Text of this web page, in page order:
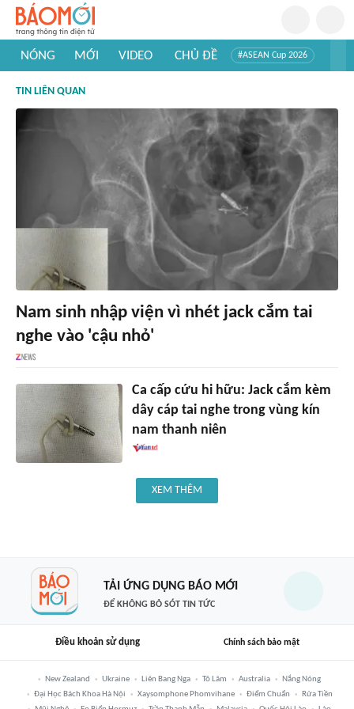
NÓNG MỚI VIDEO CHỦ ĐỀ #ASEAN Cup 2026
#Khám phá thế giới
TIN LIÊN QUAN
Nam sinh nhập viện vì nhét jack cắm tai
nghe vào 'cậu nhỏ'
Ca cấp cứu hi hữu: Jack cắm kèm
dây cáp tai nghe trong vùng kín
nam thanh niên
XEM THÊM
TẢI ỨNG DỤNG BÁO MỚI
ĐỂ KHÔNG BỎ SÓT TIN TỨC
Điều khoản sử dụng Chính sách bảo mật
New Zealand Ukraine Liên Bang Nga Tô Lâm Australia
Nắng Nóng
Đại Học Bách Khoa Hà Nội
Xaysomphone Phomvihane Điểm Chuẩn
Rửa Tiền